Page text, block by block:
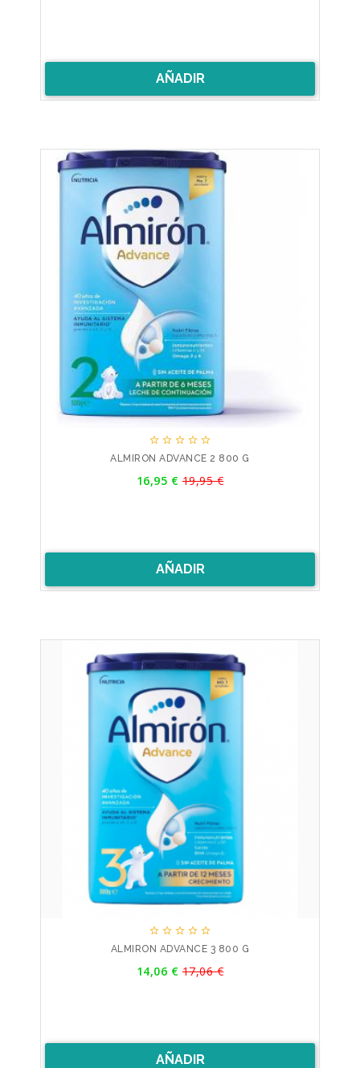
AÑADIR
    
ALMIRON ADVANCE 2 800 G
16,95 €Precio
19,95 €
AÑADIR
    
ALMIRON ADVANCE 3 800 G
14,06 €Precio
17,06 €
AÑADIR